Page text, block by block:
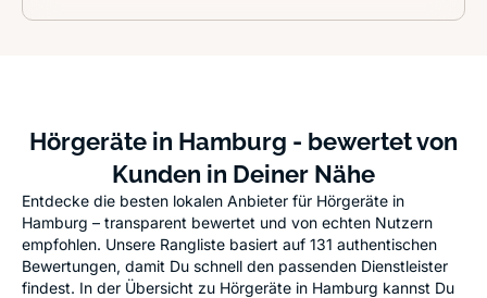
Hörgeräte in Hamburg - bewertet von
Kunden in Deiner Nähe
Entdecke die besten lokalen Anbieter für Hörgeräte in
Hamburg – transparent bewertet und von echten Nutzern
empfohlen. Unsere Rangliste basiert auf 131 authentischen
Bewertungen, damit Du schnell den passenden Dienstleister
findest. In der Übersicht zu Hörgeräte in Hamburg kannst Du